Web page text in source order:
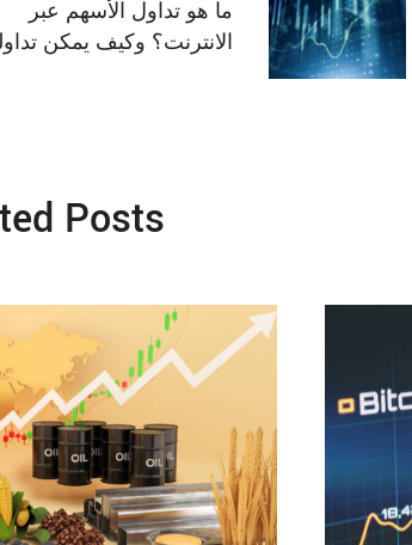
ما هو تداول الأسهم عبر
الانترنت؟ وكيف يمكن
Posts